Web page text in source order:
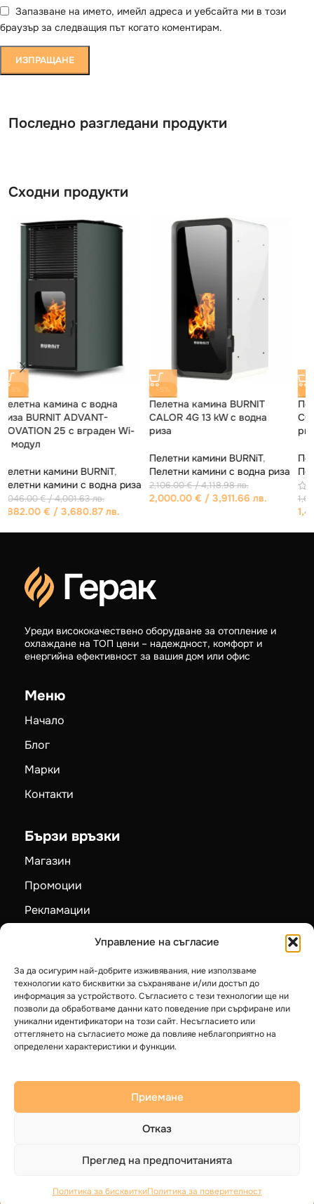
Управление на съгласие
За да осигурим най-добрите изживявания, ние използваме
технологии като бисквитки за съхраняване и/или достъп до
информация за устройството. Съгласието с тези технологии ще ни
позволи да обработваме данни като поведение при сърфиране или
уникални идентификатори на този сайт. Несъгласието или
оттеглянето на съгласието може да повлияе неблагоприятно на
определени характеристики и функции.
Приемане
Отказ
Преглед на предпочитанията
Политика за бисквиткиПолитика за поверителност
Запазване на името, имейл адреса и уебсайта ми в този
браузър за следващия път когато коментирам.
Последно разгледани продукти
Сходни продукти
-15%
Пелетна камина BURNIT
CONCEPT NEW 18 kW с водна
риза
Пелетни камини с водна риза
1,678.00€/ 3,281.88 лв.
1,426.00€/ 2,789.01 лв.
-15%
Суха пелетна камина BURNiT
Ambient Duo Plus 13 kW
Сухи пелетни камини
1,772.14€/ 3,466.00 лв.
1,502.69€/ 2,939.01 лв.
Уреди висококачествено оборудване за отопление и
охлаждане на ТОП цени – надеждност, комфорт и
енергийна ефективност за вашия дом или офис
Меню
Начало
Блог
Марки
Контакти
Бързи връзки
Магазин
Промоции
Рекламации
Карта на сайта
Категории
Пелетни камини
Камини на дърва
Котли на твърдо гориво
© 2025 Герак ЕООД. Всички права запазени.
Общи условия
Политика за Поверителност